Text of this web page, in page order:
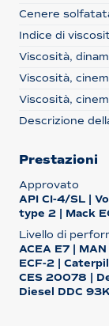
Cenere
Indice di
Viscosità,
Viscosità,
Viscosità,
Descrizione
Prestazioni
Approvato
API CI-4/SL |
type 2 | Mack
Livello di
ACEA E7 |
ECF-2 |
CES 20078 |
Diesel DDC